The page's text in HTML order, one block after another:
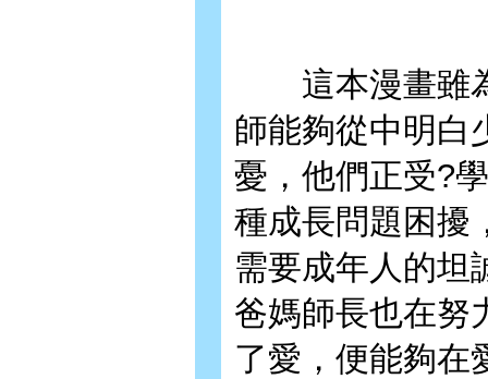
這本漫畫雖為
師能夠從中明白
憂，他們正受?
種成長問題困擾
需要成年人的坦
爸媽師長也在努
了愛，便能夠在